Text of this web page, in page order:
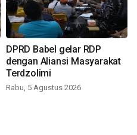
DPRD Babel gelar RDP
dengan Aliansi Masyarakat
Terdzolimi
Rabu, 5 Agustus 2026